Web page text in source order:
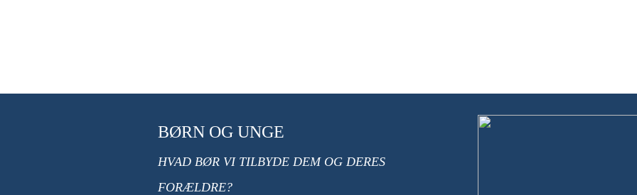
BØRN OG UNGE
HVAD BØR VI TILBYDE DEM OG DERES
FORÆLDRE?